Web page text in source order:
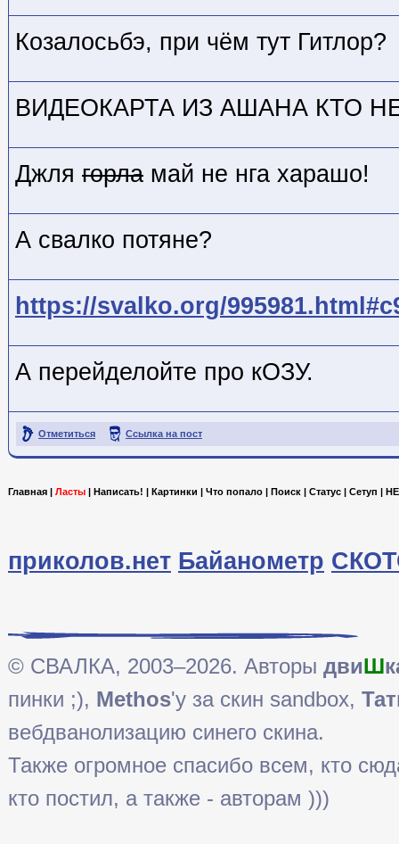
Козалосьбэ, при чём тут Гитлор?
ВИДЕОКАРТА ИЗ АШАНА КТО
Джля горла май не нга харашо!
А свалко потяне?
https://svalko.org/
А перейделойте про кОЗУ.
Отметиться Ссылка на пост
Главная | Ласты | Написать! | Картинки | Что попало | Поиск | Статус | Сетуп |
приколов.нет Байанометр
© СВАЛКА, 2003–2026. Авторы двиШ
пинки ;), Methos'у за скин sandbox,
вебдванолизацию синего скина.
Также огромное спасибо всем, кто
кто постил, а также - авторам )))